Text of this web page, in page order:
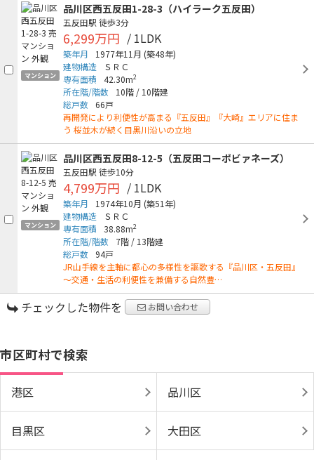
マンション
品川区西五反田1-28-3（ハイラーク五反田）
五反田駅 徒歩3分
6,299万円 / 1LDK
築年月 1977年11月 (築48年)
建物構造
ＳＲＣ
専有面積
42.30m2
所在階/階数 10階 / 10階建
総戸数 66戸
再開発により利便性が高まる『五反田』『大崎』エリアに住ま
う 桜並木が続く目黒川沿いの立地
マンション
品川区西五反田8-12-5（五反田コーポビァネーズ）
五反田駅 徒歩10分
4,799万円 / 1LDK
築年月 1974年10月 (築51年)
建物構造
ＳＲＣ
専有面積
38.88m2
所在階/階数 7階 / 13階建
総戸数 94戸
JR山手線を主軸に都心の多様性を謳歌する『品川区・五反田』
～交通・生活の利便性を兼備する自然豊…
チェックした物件を お問い合わせ
市区町村で検索
港区 品川区
目黒区 大田区